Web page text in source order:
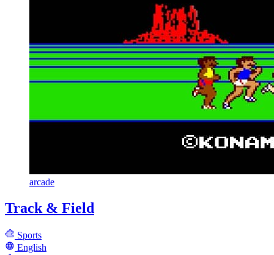
arcade
Track & Field
Sports
English